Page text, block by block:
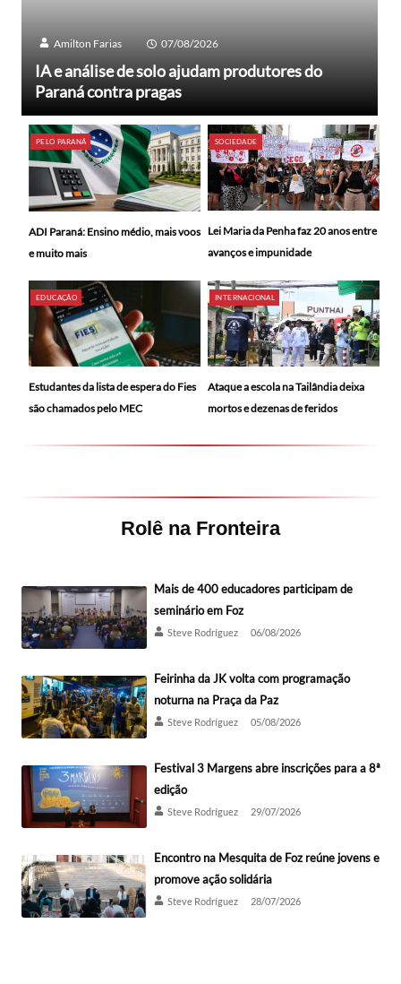
Amilton Farias 07/08/2026
IA e análise de solo ajudam produtores do
Paraná contra pragas
PELO PARANÁ
ADI Paraná: Ensino médio, mais voos
e muito mais
SOCIEDADE
Lei Maria da Penha faz 20 anos entre
avanços e impunidade
EDUCAÇÃO
Estudantes da lista de espera do Fies
são chamados pelo MEC
INTERNACIONAL
Ataque a escola na Tailândia deixa
mortos e dezenas de feridos
Rolê na Fronteira
Mais de 400 educadores participam de
seminário em Foz
Steve Rodríguez 06/08/2026
Feirinha da JK volta com programação
noturna na Praça da Paz
Steve Rodríguez 05/08/2026
Festival 3 Margens abre inscrições para a 8ª
edição
Steve Rodríguez 29/07/2026
Encontro na Mesquita de Foz reúne jovens e
promove ação solidária
Steve Rodríguez 28/07/2026